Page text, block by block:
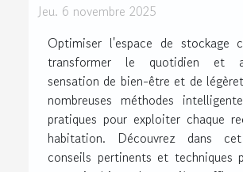
Jeu. 6 novembre 2025
Optimiser l'espace de stockage
transformer le quotidien et
sensation de bien-être et de
nombreuses méthodes
pratiques pour exploiter chaque
habitation. Découvrez dans
conseils pertinents et techniques